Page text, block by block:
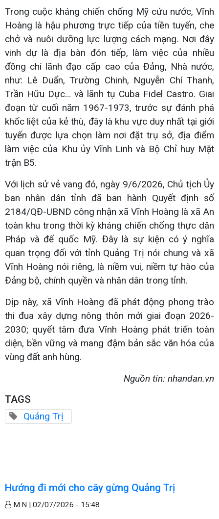
Trong cuộc kháng chiến chống Mỹ cứu nước, Vĩnh
Hoàng là hậu phương trực tiếp của tiền tuyến, che
chở và nuôi dưỡng lực lượng cách mạng. Nơi đây
vinh dự là địa bàn đón tiếp, làm việc của nhiều
đồng chí lãnh đạo cấp cao của Đảng, Nhà nước,
như: Lê Duẩn, Trường Chinh, Nguyễn Chí Thanh,
Trần Hữu Dực… và lãnh tụ Cuba Fidel Castro. Giai
đoạn từ cuối năm 1967-1973, trước sự đánh phá
khốc liệt của kẻ thù, đây là khu vực duy nhất tại giới
tuyến được lựa chọn làm nơi đặt trụ sở, địa điểm
làm việc của Khu ủy Vĩnh Linh và Bộ Chỉ huy Mặt
trận B5.
Với lịch sử vẻ vang đó, ngày 9/6/2026, Chủ tịch Ủy
ban nhân dân tỉnh đã ban hành Quyết định số
2184/QĐ-UBND công nhận xã Vĩnh Hoàng là xã An
toàn khu trong thời kỳ kháng chiến chống thực dân
Pháp và đế quốc Mỹ. Đây là sự kiện có ý nghĩa
quan trọng đối với tỉnh Quảng Trị nói chung và xã
Vĩnh Hoàng nói riêng, là niềm vui, niềm tự hào của
Đảng bộ, chính quyền và nhân dân trong tỉnh.
Dịp này, xã Vĩnh Hoàng đã phát động phong trào
thi đua xây dựng nông thôn mới giai đoạn 2026-
2030; quyết tâm đưa Vĩnh Hoàng phát triển toàn
diện, bền vững và mang đậm bản sắc văn hóa của
vùng đất anh hùng.
Nguồn tin: nhandan.vn
TAGS
Quảng Trị
Hướng đi mới cho cây gừng Quảng Trị
M.N | 02/07/2026 - 15:48